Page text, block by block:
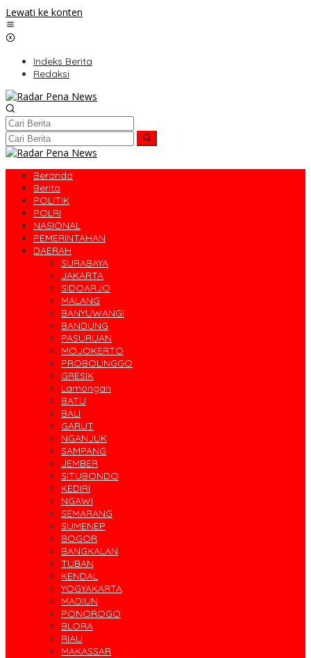
Lewati ke konten
Indeks Berita
Redaksi
Beranda
Berita
POLITIK
POLRI
NASIONAL
PEMERINTAHAN
DAERAH
SURABAYA
JAKARTA
SIDOARJO
MALANG
BANYUWANGI
BANDUNG
PASURUAN
MOJOKERTO
PROBOLINGGO
GRESIK
Lamongan
BATU
BALI
GARUT
NGANJUK
SAMPANG
JEMBER
SITUBONDO
KEDIRI
NGAWI
SEMARANG
SUMENEP
BOGOR
BANGKALAN
TUBAN
KENDAL
YOGYAKARTA
MADIUN
PONOROGO
BLORA
RIAU
MAKASSAR